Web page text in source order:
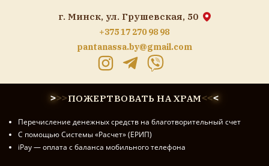
г. Минск, ул. Грушевская, 50
+375 17 270 98 98
pantanassa.by@gmail.com
>>>ПОЖЕРТВОВАТЬ НА ХРАМ<<<
Перечисление денежных средств на благотворительный счет
С помощью Системы «Расчет» (ЕРИП)
iPay — оплата с баланса мобильного телефона